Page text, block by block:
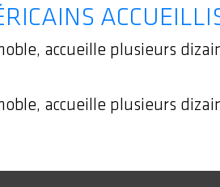
accueille plusieurs
accueille plusieurs